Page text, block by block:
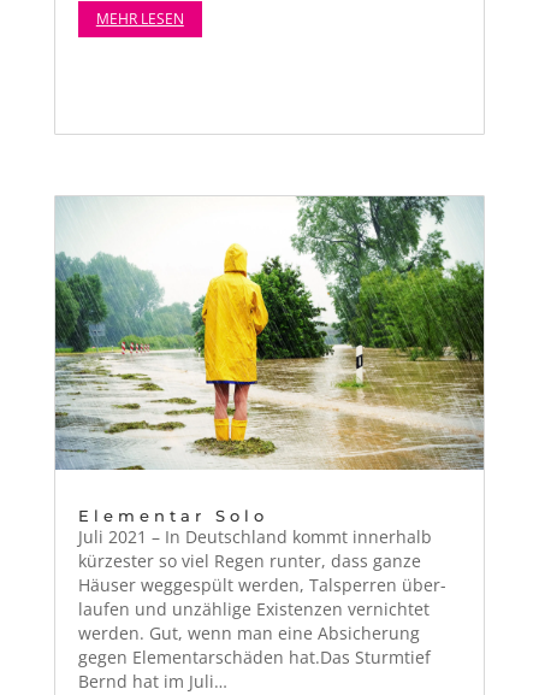
MEHR LESEN
Elementar Solo
Juli 2021 – In Deutsch­land kommt inner­halb
kürzester so viel Regen runter, dass ganze
Häuser wegge­spült wer­den, Talsper­ren über­
laufen und unzäh­lige Exis­ten­zen ver­nichtet
wer­den. Gut, wenn man eine Absicherung
gegen Ele­men­tarschä­den hat.Das Sturmtief
Bernd hat im Juli…